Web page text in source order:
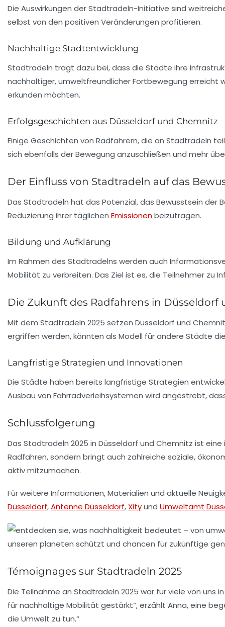
Die Auswirkungen der Stadtradeln-Initiative sind
selbst von den positiven Veränderungen profitieren.
Nachhaltige Stadtentwicklung
Stadtradeln trägt dazu bei, dass die Städte ihre
nachhaltiger, umweltfreundlicher Fortbewegung erreicht
erkunden möchten.
Erfolgsgeschichten aus Düsseldorf und Chemnitz
Einige Geschichten von Radfahrern, die an Stadtradeln
sich ebenfalls der Bewegung anzuschließen und mehr
Der Einfluss von Stadtradeln auf das
Das Stadtradeln hat das Potenzial, das Bewusstsein der
Reduzierung ihrer täglichen Emissionenbeizutragen.
Bildung und Aufklärung
Im Rahmen des Stadtradelns werden auch
Mobilität zu verbreiten. Das Ziel ist es, die Teilnehmer zu
Die Zukunft des Radfahrens in Düsseldorf
Mit dem Stadtradeln 2025 setzen Düsseldorf und
ergriffen werden, könnten als Modell für andere Städte
Langfristige Strategien und Innovationen
Die Städte haben bereits langfristige Strategien
Ausbau von Fahrradverleihsystemen wird angestrebt,
Schlussfolgerung
Das Stadtradeln 2025 in Düsseldorf und Chemnitz ist
Radfahren, sondern bringt auch zahlreiche soziale,
aktiv mitzumachen.
Für weitere Informationen, Materialien und aktuelle
Düsseldorf,Antenne Düsseldorf, Xityund Umweltamt
Témoignages sur Stadtradeln 2025
Die Teilnahme an Stadtradeln 2025 war für viele von uns
für nachhaltige Mobilität gestärkt“, erzählt Anna, eine
die Umwelt zu tun.“